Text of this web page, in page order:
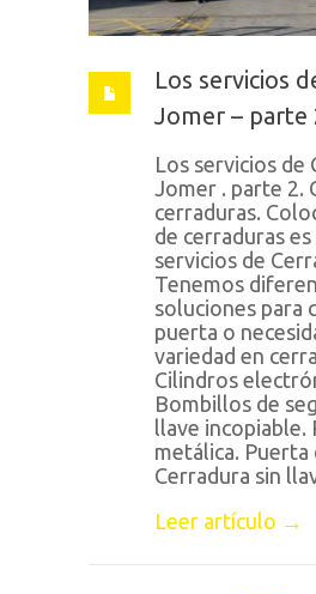
Los servicios
Jomer – parte
Los servicios de
Jomer . parte 2.
cerraduras.
de cerraduras
servicios de
Tenemos
soluciones para
puerta o
variedad en
Cilindros
Bombillos de
llave incopiable.
metálica. Puerta
Cerradura sin
Leer artículo →